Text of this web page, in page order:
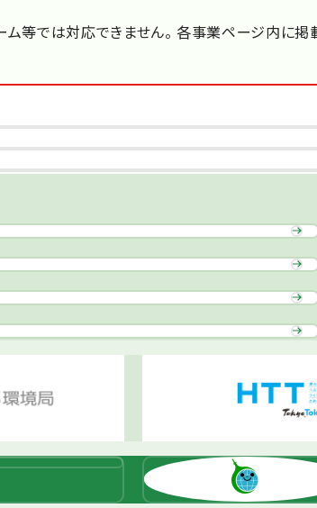
等では対応できません。 各事業ページ内に掲